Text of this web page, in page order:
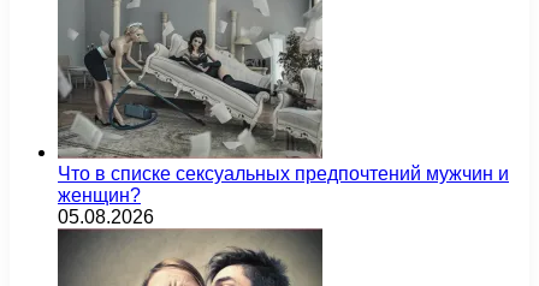
Что в списке сексуальных предпочтений мужчин и
женщин?
05.08.2026